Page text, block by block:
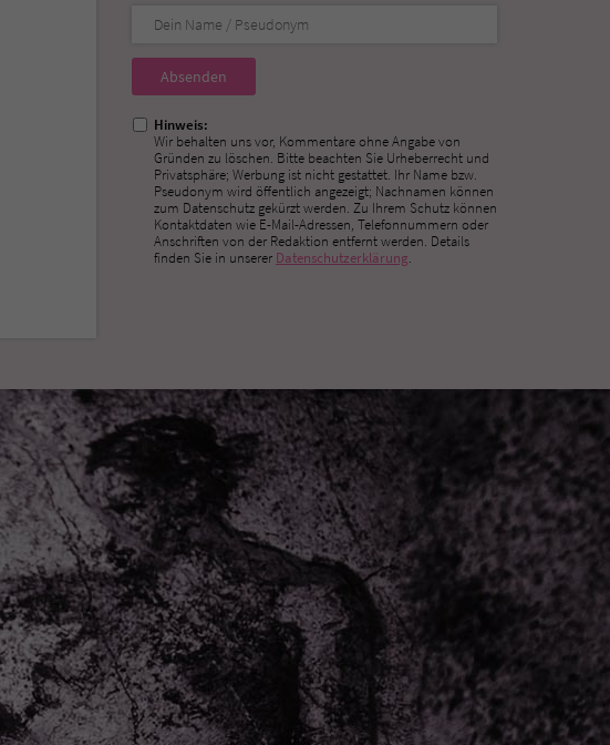
Nicht
ausfüllen!
Hinweis:
Wir behalten uns vor, Kommentare ohne Angabe von
Gründen zu löschen. Bitte beachten Sie Urheberrecht und
Privatsphäre; Werbung ist nicht gestattet. Ihr Name bzw.
Pseudonym wird öffentlich angezeigt; Nachnamen können
zum Datenschutz gekürzt werden. Zu Ihrem Schutz können
Kontaktdaten wie E-Mail-Adressen, Telefonnummern oder
Anschriften von der Redaktion entfernt werden. Details
finden Sie in unserer Datenschutzerklärung.